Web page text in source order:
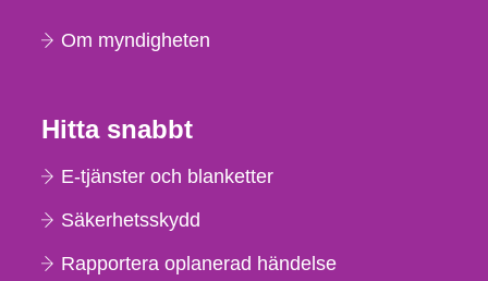
Om myndigheten
Hitta snabbt
E-tjänster och blanketter
Säkerhetsskydd
Rapportera oplanerad händelse